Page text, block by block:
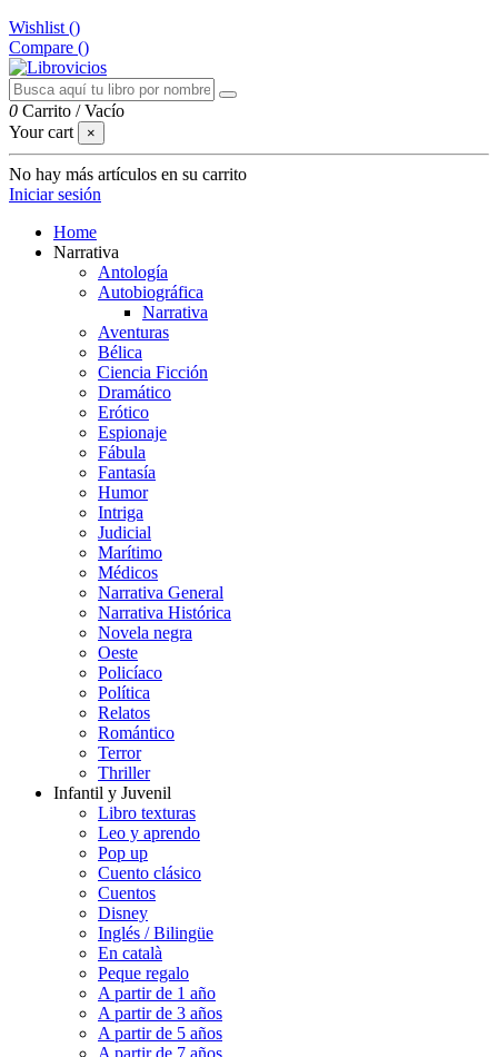
Wishlist ()
Compare ()
0 Carrito /Vacío
Your cart
×
No hay más artículos en su carrito
Iniciar sesión
Home
Narrativa
Antología
Autobiográfica
Narrativa
Aventuras
Bélica
Ciencia Ficción
Dramático
Erótico
Espionaje
Fábula
Fantasía
Humor
Intriga
Judicial
Marítimo
Médicos
Narrativa General
Narrativa Histórica
Novela negra
Oeste
Policíaco
Política
Relatos
Romántico
Terror
Thriller
Infantil y Juvenil
Libro texturas
Leo y aprendo
Pop up
Cuento clásico
Cuentos
Disney
Inglés / Bilingüe
En català
Peque regalo
A partir de 1 año
A partir de 3 años
A partir de 5 años
A partir de 7 años